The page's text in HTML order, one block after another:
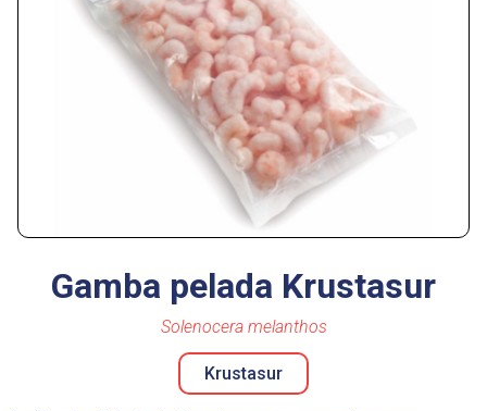
Gamba pelada Krustasur
Solenocera melanthos
Krustasur